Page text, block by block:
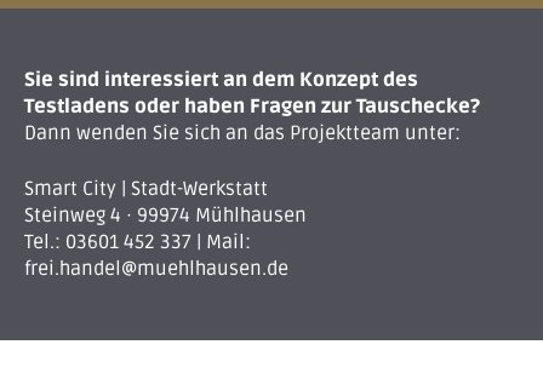
Sie sind interessiert an dem Konzept des
Testladens oder haben Fragen zur Tauschecke?
Dann wenden Sie sich an das Projektteam unter:
Smart City | Stadt-Werkstatt
Steinweg 4 · 99974 Mühlhausen
Tel.: 03601 452 337 | Mail:
frei.handel@muehlhausen.de